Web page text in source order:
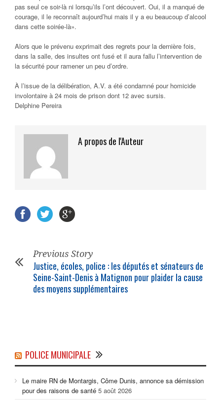
pas seul ce soir-là ni lorsqu’ils l’ont découvert. Oui, il a manqué de
courage, il le reconnaît aujourd’hui mais il y a eu beaucoup d’alcool
dans cette soirée-là».
Alors que le prévenu exprimait des regrets pour la dernière fois,
dans la salle, des insultes ont fusé et il aura fallu l’intervention de
la sécurité pour ramener un peu d’ordre.
À l’issue de la délibération, A.V. a été condamné pour homicide
involontaire à 24 mois de prison dont 12 avec sursis.
Delphine Pereira
A propos de l'Auteur
Previous Story
Justice, écoles, police : les députés et sénateurs de
Seine-Saint-Denis à Matignon pour plaider la cause
des moyens supplémentaires
POLICE MUNICIPALE
Le maire RN de Montargis, Côme Dunis, annonce sa démission
pour des raisons de santé 5 août 2026